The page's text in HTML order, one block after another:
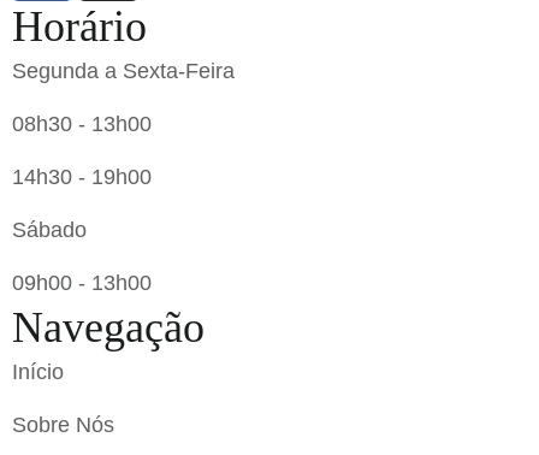
Horário
Segunda a Sexta-Feira
08h30 - 13h00
14h30 - 19h00
Sábado
09h00 - 13h00
Navegação
Início
Sobre Nós